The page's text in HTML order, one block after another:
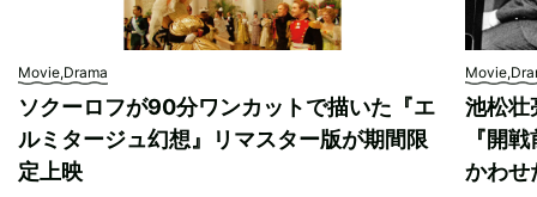
Movie,Drama
ソクーロフが90分ワンカットで描いた『エ
ルミタージュ幻想』リマスター版が期間限
定上映
池松壮
『開
かわせ